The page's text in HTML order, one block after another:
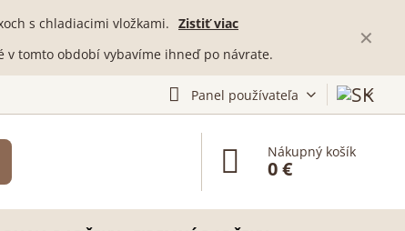
✕
s chladiacimi vložkami. Zistiť viac
v tomto období vybavíme ihneď po návrate.
Panel používateľa
Nákupný košík
0 €